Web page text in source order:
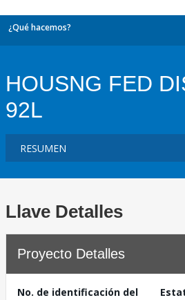
¿Qué hacemos?
HOUSNG FED
92L
Llave Detalles
Proyecto Detalles
No. de identificación del